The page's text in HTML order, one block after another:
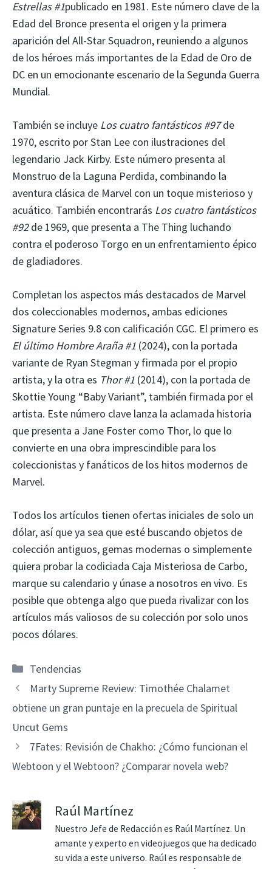
Estrellas #1publicado en 1981. Este número clave de la
Edad del Bronce presenta el origen y la primera
aparición del All-Star Squadron, reuniendo a algunos
de los héroes más importantes de la Edad de Oro de
DC en un emocionante escenario de la Segunda Guerra
Mundial.
También se incluye Los cuatro fantásticos #97de
1970, escrito por Stan Lee con ilustraciones del
legendario Jack Kirby. Este número presenta al
Monstruo de la Laguna Perdida, combinando la
aventura clásica de Marvel con un toque misterioso y
acuático. También encontrarás Los cuatro fantásticos
#92de 1969, que presenta a The Thing luchando
contra el poderoso Torgo en un enfrentamiento épico
de gladiadores.
Completan los aspectos más destacados de Marvel
dos coleccionables modernos, ambas ediciones
Signature Series 9.8 con calificación CGC. El primero es
El último Hombre Araña #1 (2024), con la portada
variante de Ryan Stegman y firmada por el propio
artista, y la otra es Thor #1 (2014), con la portada de
Skottie Young “Baby Variant”, también firmada por el
artista. Este número clave lanza la aclamada historia
que presenta a Jane Foster como Thor, lo que lo
convierte en una obra imprescindible para los
coleccionistas y fanáticos de los hitos modernos de
Marvel.
Todos los artículos tienen ofertas iniciales de solo un
dólar, así que ya sea que esté buscando objetos de
colección antiguos, gemas modernas o simplemente
quiera probar la codiciada Caja Misteriosa de Carbo,
marque su calendario y únase a nosotros en vivo. Es
posible que obtenga algo que pueda rivalizar con los
artículos más valiosos de su colección por solo unos
pocos dólares.
Categorías
Tendencias
Marty Supreme Review: Timothée Chalamet
obtiene un gran puntaje en la precuela de Spiritual
Uncut Gems
7Fates: Revisión de Chakho: ¿Cómo funcionan el
Webtoon y el Webtoon? ¿Comparar novela web?
Raúl Martínez
Nuestro Jefe de Redacción es Raúl Martínez. Un
amante y experto en videojuegos que ha dedicado
su vida a este universo. Raúl es responsable de